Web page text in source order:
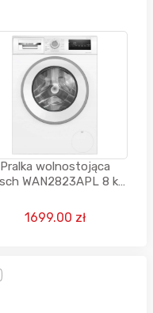
Pralka wolnostojąca
WAN2823APL 8 kg
biała
1699.00 zł